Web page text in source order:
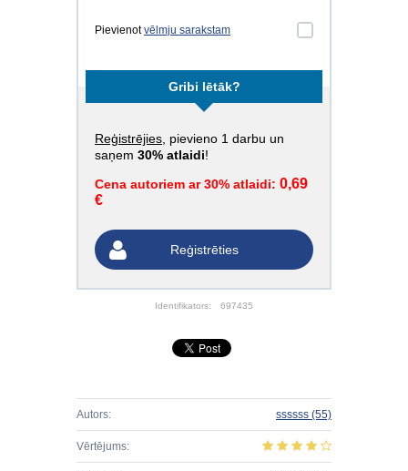
Pievienotvēlmju sarakstam
Gribi lētāk?
Reģistrējies , pievieno 1 darbu un
saņem 30% atlaidi!
Cena autoriem ar 30% atlaidi: 0,69
€
Reģistrēties
Identifikators: 697435
Autors: ssssss (55)
Vērtējums: